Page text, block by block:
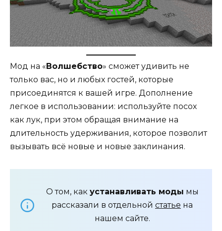
Мод на « Волшебство» сможет удивить не
только вас, но и любых гостей, которые
присоединятся к вашей игре. Дополнение
легкое в использовании: используйте посох
как лук, при этом обращая внимание на
длительность удерживания, которое позволит
вызывать всё новые и новые заклинания.
О том, как устанавливать моды мы
рассказали в отдельной статье на
нашем сайте.